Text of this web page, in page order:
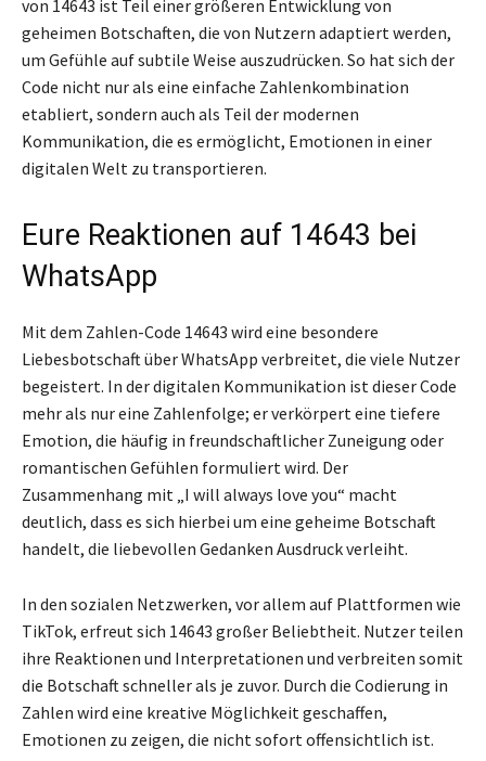
von 14643 ist Teil einer größeren Entwicklung von
geheimen Botschaften, die von Nutzern adaptiert werden,
um Gefühle auf subtile Weise auszudrücken. So hat sich der
Code nicht nur als eine einfache Zahlenkombination
etabliert, sondern auch als Teil der modernen
Kommunikation, die es ermöglicht, Emotionen in einer
digitalen Welt zu transportieren.
Eure Reaktionen auf 14643 bei
WhatsApp
Mit dem Zahlen-Code 14643 wird eine besondere
Liebesbotschaft über WhatsApp verbreitet, die viele Nutzer
begeistert. In der digitalen Kommunikation ist dieser Code
mehr als nur eine Zahlenfolge; er verkörpert eine tiefere
Emotion, die häufig in freundschaftlicher Zuneigung oder
romantischen Gefühlen formuliert wird. Der
Zusammenhang mit „I will always love you“ macht
deutlich, dass es sich hierbei um eine geheime Botschaft
handelt, die liebevollen Gedanken Ausdruck verleiht.
In den sozialen Netzwerken, vor allem auf Plattformen wie
TikTok, erfreut sich 14643 großer Beliebtheit. Nutzer teilen
ihre Reaktionen und Interpretationen und verbreiten somit
die Botschaft schneller als je zuvor. Durch die Codierung in
Zahlen wird eine kreative Möglichkeit geschaffen,
Emotionen zu zeigen, die nicht sofort offensichtlich ist.